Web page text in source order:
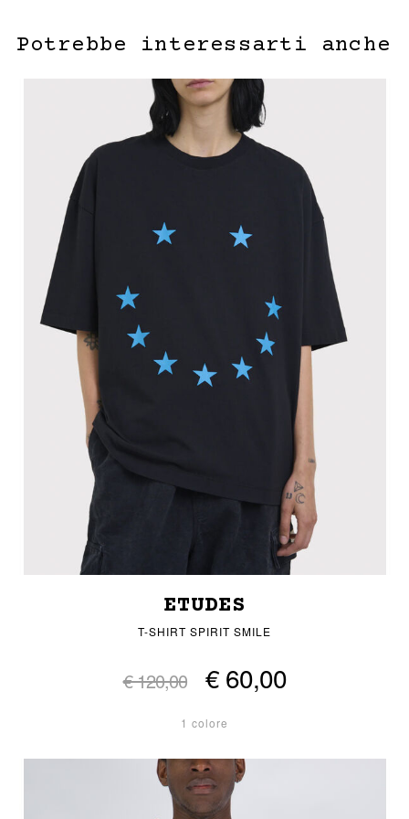
Potrebbe interessarti anche
ETUDES
T-SHIRT SPIRIT SMILE
€ 120,00 € 60,00
1 colore